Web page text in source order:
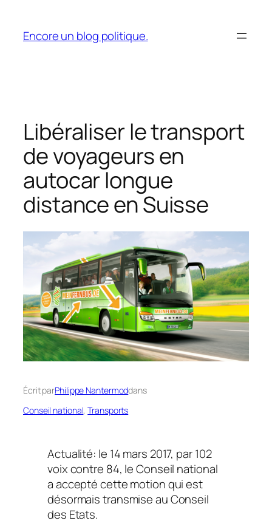
contenu
Encore un blog politique.
Libéraliser le transport
de voyageurs en
autocar longue
distance en Suisse
Écrit parPhilippe Nantermoddans
Conseil national, Transports
Actualité: le 14 mars 2017, par 102
voix contre 84, le Conseil national
a accepté cette motion qui est
désormais transmise au Conseil
des Etats.